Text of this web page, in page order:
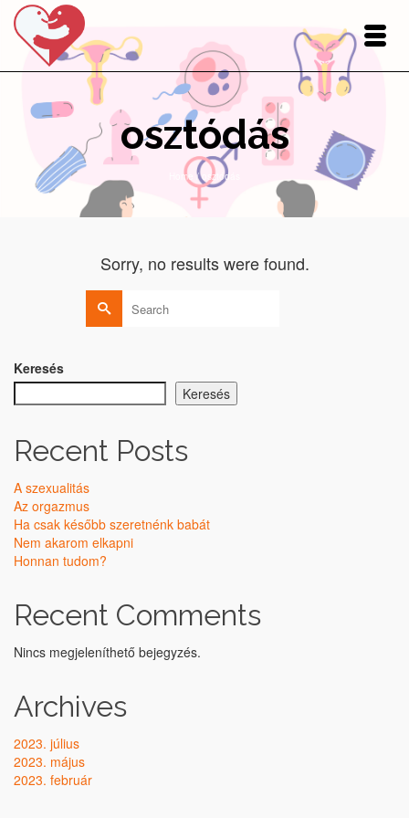
osztódás
Home / osztódás
Sorry, no results were found.
Search
for:
Keresés
Keresés
Recent Posts
A szexualitás
Az orgazmus
Ha csak később szeretnénk babát
Nem akarom elkapni
Honnan tudom?
Recent Comments
Nincs megjeleníthető bejegyzés.
Archives
2023. július
2023. május
2023. február